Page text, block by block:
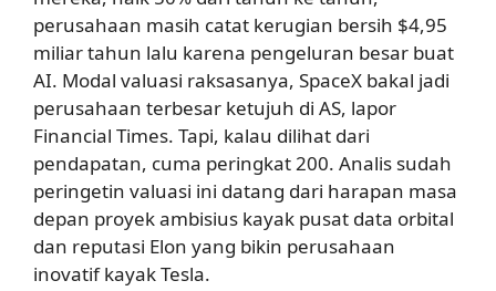
perusahaan masih catat kerugian bersih $4,95
miliar tahun lalu karena pengeluran besar buat
AI. Modal valuasi raksasanya, SpaceX bakal jadi
perusahaan terbesar ketujuh di AS, lapor
Financial Times. Tapi, kalau dilihat dari
pendapatan, cuma peringkat 200. Analis sudah
peringetin valuasi ini datang dari harapan masa
depan proyek ambisius kayak pusat data orbital
dan reputasi Elon yang bikin perusahaan
inovatif kayak Tesla.